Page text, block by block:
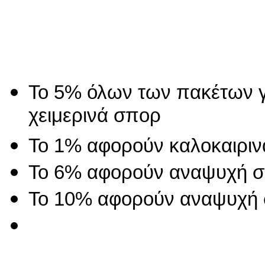
Το 5% όλων των πακέτων
χειμερινά σπορ
Το 1% αφορούν
Το 6% αφορούν αναψυχή
Το 10% αφορούν αναψυχή